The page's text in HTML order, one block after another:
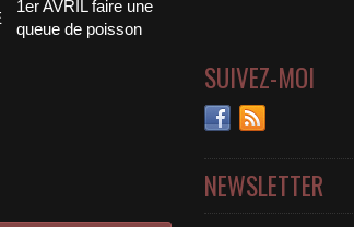
1er AVRIL faire une
queue de poisson
SUIVEZ-MOI
NEWSLETTER